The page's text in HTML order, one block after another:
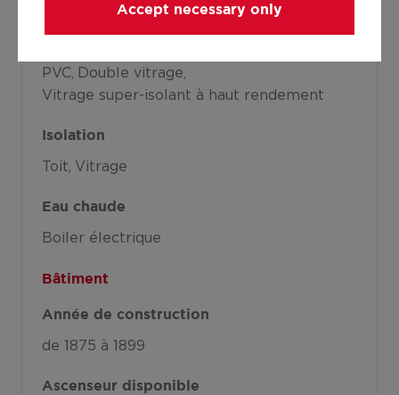
PVC
Double vitrage
Vitrage super-isolant à haut rendement
Isolation
Toit Vitrage
Eau chaude
Boiler électrique
Bâtiment
Année de construction
de 1875 à 1899
Ascenseur disponible
Accept necessary only